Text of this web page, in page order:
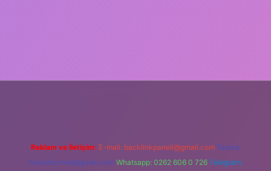
Reklam ve İletişim: E-mail: backlinkpaneli@gmail.com Teams:
forumhizmeti@gmail.com Whatsapp: 0262 606 0 726 Telegram: